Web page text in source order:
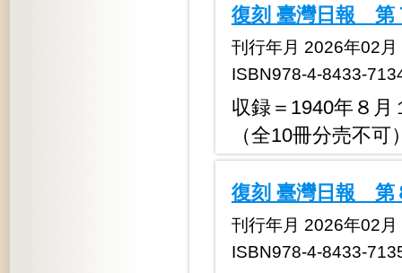
復刻 臺灣日報 第
刊行年月 2026年02
ISBN978-4-8433-
収録＝1940年８月
（全10冊分売不可
復刻 臺灣日報 第
刊行年月 2026年02
ISBN978-4-8433-